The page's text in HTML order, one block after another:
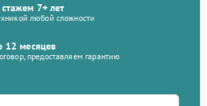
7+ лет
любой сложности
12 месяцев
предоставляем гарантию